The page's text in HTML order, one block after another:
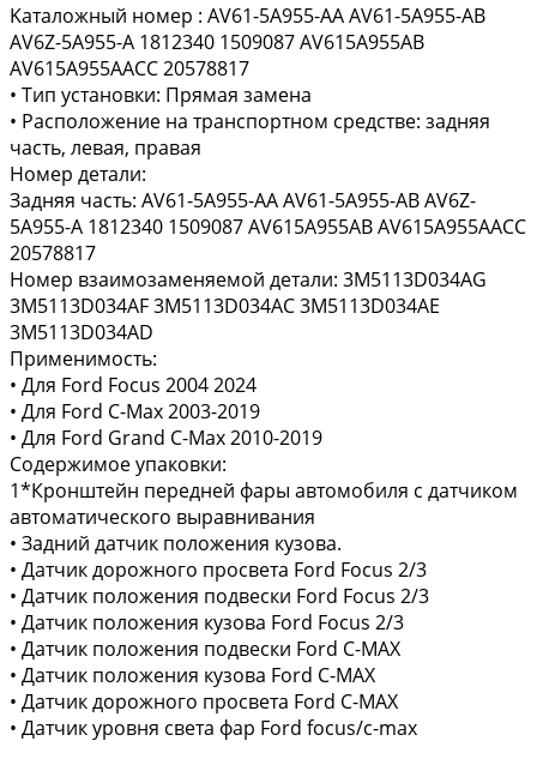
Kаталожный номeр : AV61-5A955-AA AV61-5A955-AB
AV6Z-5A955-A 1812340 1509087 AV615A955AB
AV615A955AACC 20578817
• Тип установки: Прямая замена
• Расположение на транспортном средстве: задняя
часть, левая, правая
Номер детали:
Задняя часть: AV61-5A955-AA AV61-5A955-AB AV6Z-
5A955-A 1812340 1509087 AV615A955AB AV615A955AACC
20578817
Номер взаимозаменяемой детали: 3M5113D034AG
3M5113D034AF 3M5113D034AC 3M5113D034AE
3M5113D034AD
Применимость:
• Для Ford Focus 2004 2024
• Для Ford C-Max 2003-2019
• Для Ford Grand C-Max 2010-2019
Содержимое упаковки:
1*Кронштейн передней фары автомобиля с датчиком
автоматического выравнивания
• Задний датчик положения кузова.
• Датчик дорожного просвета Ford Focus 2/3
• Датчик положения подвески Ford Focus 2/3
• Датчик положения кузова Ford Focus 2/3
• Датчик положения подвески Ford C-MAX
• Датчик положения кузова Ford C-MAX
• Датчик дорожного просвета Ford C-MAX
• Датчик уровня света фар Ford focus/c-max